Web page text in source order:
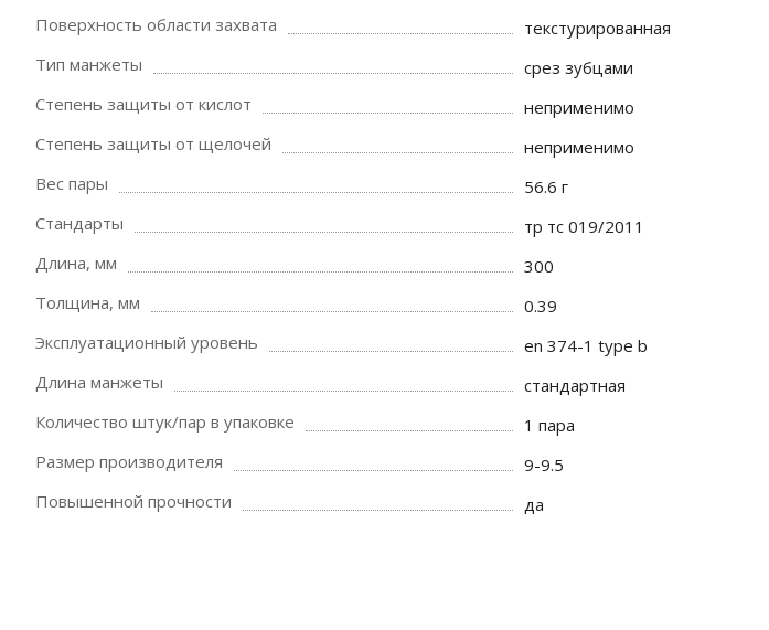
Поверхность области захвата
текстурированная
Тип манжеты
срез зубцами
Степень защиты от кислот
неприменимо
Степень защиты от щелочей
неприменимо
Вес пары
56.6 г
Стандарты
тр тс 019/2011
Длина, мм
300
Толщина, мм
0.39
Эксплуатационный уровень
en 374-1 type b
Длина манжеты
стандартная
Количество штук/пар в упаковке
1 пара
Размер производителя
9-9.5
Повышенной прочности
да